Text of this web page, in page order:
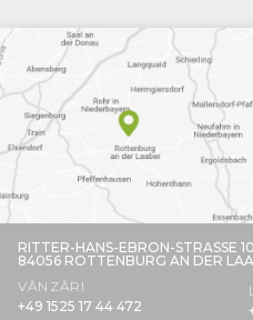
RITTER-HANS-EBRON-STRASSE
84056 ROTTENBURG AN DER
VÂNZĂRI
+49 1525 17 44 472